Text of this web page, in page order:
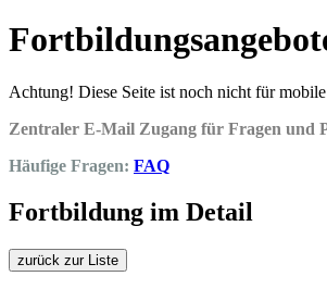
Achtung! Diese Seite ist noch nicht für
Zentraler E-Mail Zugang für Fragen und
Häufige Fragen: FAQ
Fortbildung im Detail
zurück zur Liste